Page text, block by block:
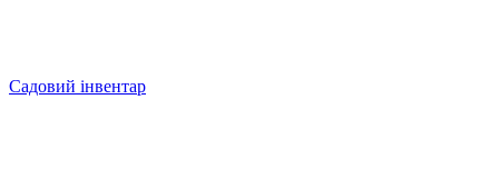
Садовий інвентар